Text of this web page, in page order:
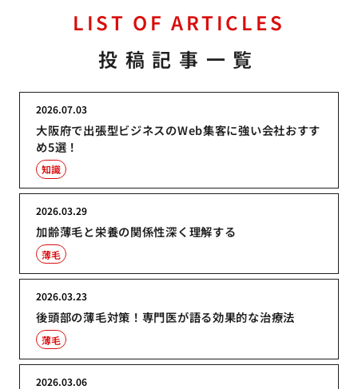
LIST OF ARTICLES
投稿記事一覧
大阪府で出張型ビジネスのWeb集客に強い会社おすす
め5選！
2026.07.03
知識
加齢薄毛と栄養の関係性深く理解する
2026.03.29
薄毛
後頭部の薄毛対策！専門医が語る効果的な治療法
2026.03.23
薄毛
2026.03.06